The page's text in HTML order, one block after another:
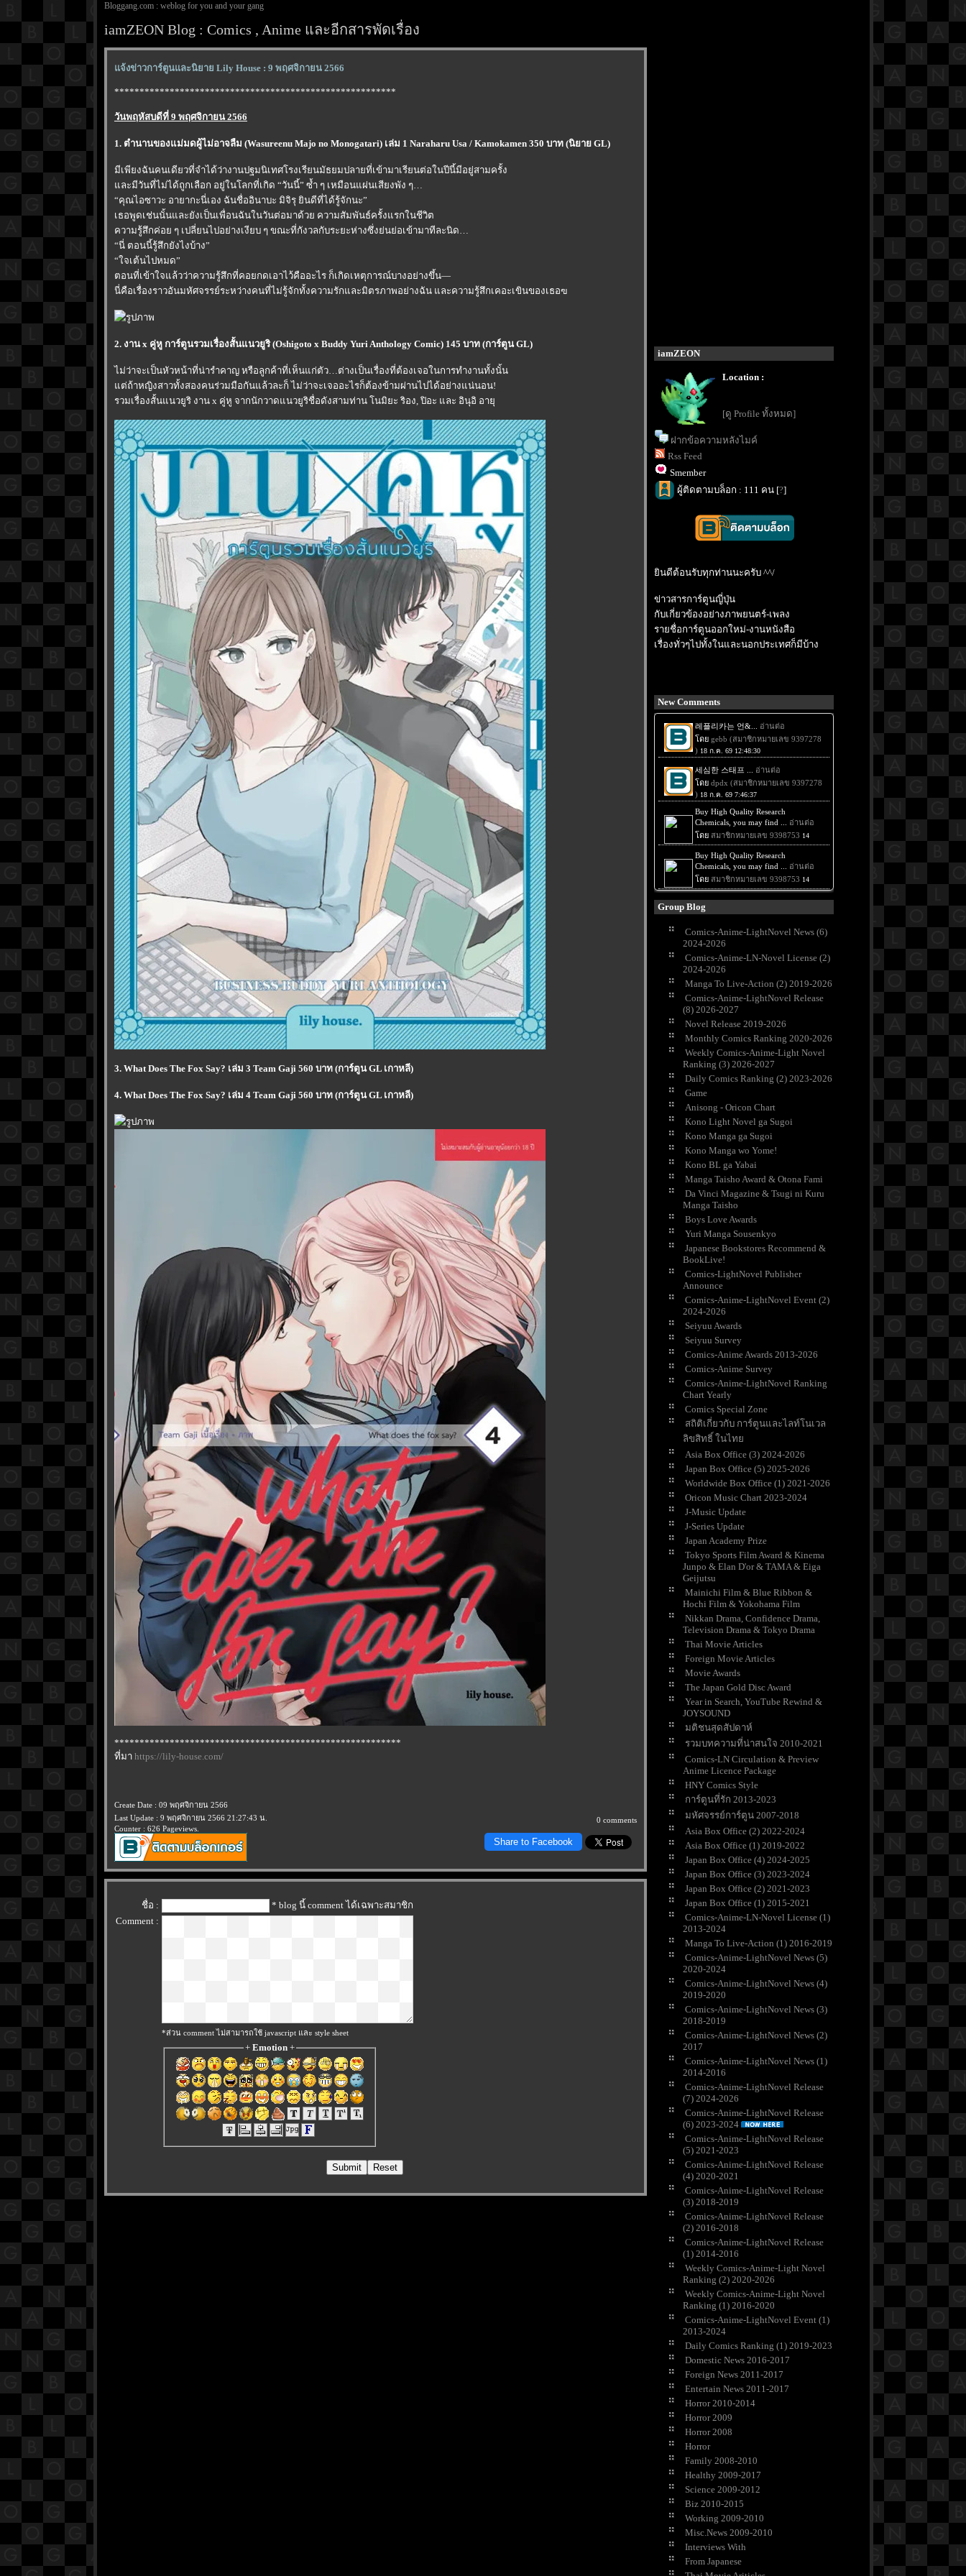
Bloggang.com : weblog for you and your gang
iamZEON Blog : Comics , Anime และอีกสารพัดเรื่อง
จ้งข่าวการ์ตูนและนิยาย Lily House : 9 พฤศจิกายน 2566
********************************************************
วันพฤหัสบดีที่ 9 พฤศจิกายน 2566
1. ตำนานของแม่มดผู้ไม่อาจลืม (Wasureenu Majo no Monogatari) เล่ม 1 Naraharu Usa / Kamokamen 350 บาท (นิยาย GL)
มีเพียงฉันคนเดียวที่จำได้ว่างานปฐมนิเทศโรงเรียนมัธยมปลายที่เข้ามาเรียนต่อในปีนี้มีอยู่สามครั้ง
ละมีวันที่ไม่ได้ถูกเลือก อยู่ในโลกที่เกิด “วันนี้” ซ้ำ ๆ เหมือนแผ่นเสียงพัง ๆ
“คุณไอซาวะ อายากะนี่เอง ฉันชื่ออินาบะ มิจิรุ ยินดีที่ได้รู้จักนะ”
เธอพูดเช่นนั้นและยังเป็นเพื่อนฉันในวันต่อมาด้วย ความสัมพันธ์ครั้งแรกในชีวิต
ความรู้สึกค่อย ๆ เปลี่ยนไปอย่างเงียบ ๆ ขณะที่กังวลกับระยะห่างซึ่งย่นย่อเข้ามาทีละนิด
“นี่ ตอนนี้รู้สึกยังไงบ้าง”
“ใจเต้นไปหมด”
ตอนที่เข้าใจแล้วว่าความรู้สึกที่คอยกดเอาไว้คืออะไร ก็เกิดเหตุการณ์บางอย่างขึ้น—
นี่คือเรื่องราวอันมหัศจรรย์ระหว่างคนที่ไม่รู้จักทั้งความรักและมิตรภาพอย่างฉัน และความรู้สึกเคอะเขินของเธอฃ
2. งาน x คู่หู การ์ตูนรวมเรื่องสั้นแนวยูริ (Oshigoto x Buddy Yuri Anthology Comic) 145 บาท (การ์ตูน GL)
ไม่ว่าจะเป็นหัวหน้าที่น่ารำคาญ หรือลูกค้าที่เห็นแก่ตัว…ต่างเป็นเรื่องที่ต้องเจอในการทำงานทั้งนั้น
ต่ถ้าหญิงสาวทั้งสองคนร่วมมือกันแล้วละก็ ไม่ว่าจะเจออะไรก็ต้องข้ามผ่านไปได้อย่างแน่นอน!
รวมเรื่องสั้นแนวยูริ งาน x คู่หู จากนักวาดแนวยูริชื่อดังสามท่าน โนมิยะ ริอง, ปิอะ และ อินุอิ อายุ
3. What Does The Fox Say? เล่ม 3 Team Gaji 560 บาท (การ์ตูน GL เกาหลี)
4. What Does The Fox Say? เล่ม 4 Team Gaji 560 บาท (การ์ตูน GL เกาหลี)
*********************************************************
ที่มา https://lily-house.com/
Create Date : 09 พฤศจิกายน 2566
Last Update : 9 พฤศจิกายน 2566 21:27:43 น.
Counter : 626 Pageviews.
0 comments
Share to Facebook
ชื่อ :
* blog นี้ comment ได้เฉพาะสมาชิก
Comment :
*ส่วน comment ไม่สามารถใช้ javascript และ style sheet
+ Emotion+
iamZEON
Location :
[ดู Profile ทั้งหมด]
ฝากข้อความหลังไมค์
Rss Feed
Smember
ผู้ติดตามบล็อก : 111 คน [?]
ินดีต้อนรับทุกท่านนะครับ ^^/
ข่าวสารการ์ตูนญี่ปุ่น
กับเกี่ยวข้องอย่างภาพยนตร์-เพลง
รายชื่อการ์ตูนออกใหม่-งานหนังสือ
เรื่องทั่วๆไปทั้งในและนอกประเทศก็มีบ้าง
New Comments
Group Blog
Comics-Anime-LightNovel News (6)
2024-2026
Comics-Anime-LN-Novel License (2)
2024-2026
Manga To Live-Action (2) 2019-2026
Comics-Anime-LightNovel Release
(8) 2026-2027
Novel Release 2019-2026
Monthly Comics Ranking 2020-2026
Weekly Comics-Anime-Light Novel
Ranking (3) 2026-2027
Daily Comics Ranking (2) 2023-2026
Game
Anisong - Oricon Chart
Kono Light Novel ga Sugoi
Kono Manga ga Sugoi
Kono Manga wo Yome!
Kono BL ga Yabai
Manga Taisho Award & Otona Fami
Da Vinci Magazine & Tsugi ni Kuru
Manga Taisho
Boys Love Awards
Yuri Manga Sousenkyo
Japanese Bookstores Recommend &
BookLive!
Comics-LightNovel Publisher
Announce
Comics-Anime-LightNovel Event (2)
2024-2026
Seiyuu Awards
Seiyuu Survey
Comics-Anime Awards 2013-2026
Comics-Anime Survey
Comics-Anime-LightNovel Ranking
Chart Yearly
Comics Special Zone
สถิติเกี่ยวกับ การ์ตูนและไลท์โนเวล
ลิขสิทธิ์ ในไท
Asia Box Office (3) 2024-2026
Japan Box Office (5) 2025-2026
Worldwide Box Office (1) 2021-2026
Oricon Music Chart 2023-2024
J-Music Update
J-Series Update
Japan Academy Prize
Tokyo Sports Film Award & Kinema
Junpo & Elan D'or & TAMA & Eiga
Geijutsu
Mainichi Film & Blue Ribbon &
Hochi Film & Yokohama Film
Nikkan Drama, Confidence Drama,
Television Drama & Tokyo Drama
Thai Movie Articles
Foreign Movie Articles
Movie Awards
The Japan Gold Disc Award
Year in Search, YouTube Rewind &
JOYSOUND
มติชนสุดสัปดาห์
รวมบทความที่น่าสนใจ 2010-2021
Comics-LN Circulation & Preview
Anime Licence Package
HNY Comics Style
การ์ตูนที่รัก 2013-2023
มหัศจรรย์การ์ตูน 2007-2018
Asia Box Office (2) 2022-2024
Asia Box Office (1) 2019-2022
Japan Box Office (4) 2024-2025
Japan Box Office (3) 2023-2024
Japan Box Office (2) 2021-2023
Japan Box Office (1) 2015-2021
Comics-Anime-LN-Novel License (1)
2013-2024
Manga To Live-Action (1) 2016-2019
Comics-Anime-LightNovel News (5)
2020-2024
Comics-Anime-LightNovel News (4)
2019-2020
Comics-Anime-LightNovel News (3)
2018-2019
Comics-Anime-LightNovel News (2)
2017
Comics-Anime-LightNovel News (1)
2014-2016
Comics-Anime-LightNovel Release
(7) 2024-2026
Comics-Anime-LightNovel Release
(6) 2023-2024
Comics-Anime-LightNovel Release
(5) 2021-2023
Comics-Anime-LightNovel Release
(4) 2020-2021
Comics-Anime-LightNovel Release
(3) 2018-2019
Comics-Anime-LightNovel Release
(2) 2016-2018
Comics-Anime-LightNovel Release
(1) 2014-2016
Weekly Comics-Anime-Light Novel
Ranking (2) 2020-2026
Weekly Comics-Anime-Light Novel
Ranking (1) 2016-2020
Comics-Anime-LightNovel Event (1)
2013-2024
Daily Comics Ranking (1) 2019-2023
Domestic News 2016-2017
Foreign News 2011-2017
Entertain News 2011-2017
Horror 2010-2014
Horror 2009
Horror 2008
Horror
Family 2008-2010
Healthy 2009-2017
Science 2009-2012
Biz 2010-2015
Working 2009-2010
Misc.News 2009-2010
Interviews With
From Japanese